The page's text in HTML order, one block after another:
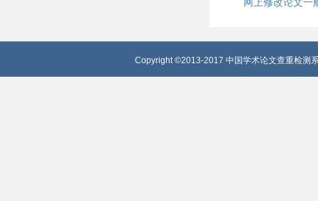
Copyright ©2013-2017 中国学术论文查重检